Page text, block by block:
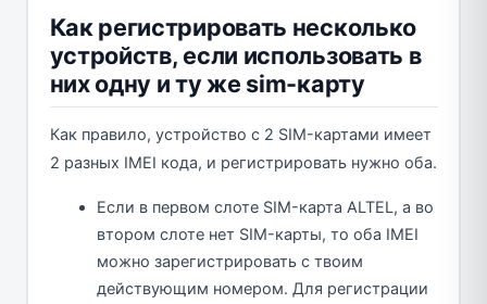
Как регистрировать несколько
устройств, если использовать в
них одну и ту же sim-карту
Как правило, устройство с 2 SIM-картами имеет
2 разных IMEI кода, и регистрировать нужно оба.
Если в первом слоте SIM-карта ALTEL, а во
втором слоте нет SIM-карты, то оба IMEI
можно зарегистрировать с твоим
действующим номером. Для регистрации